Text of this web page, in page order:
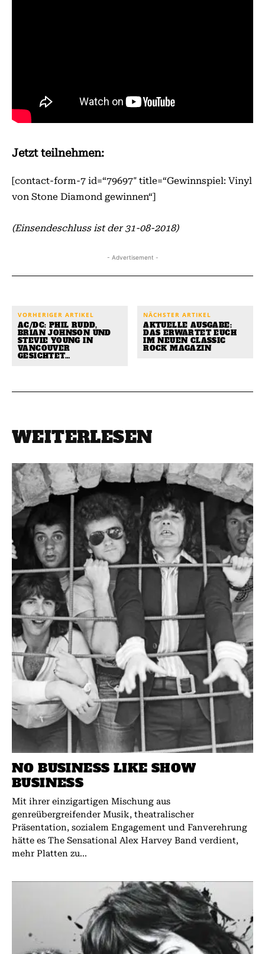
Jetzt teilnehmen:
[contact-form-7 id=“79697″ title=“Gewinnspiel: Vinyl
von Stone Diamond gewinnen“]
(Einsendeschluss ist der 31-08-2018)
- Advertisement -
VORHERIGER ARTIKEL
AC/DC: PHIL RUDD,
BRIAN JOHNSON UND
STEVIE YOUNG IN
VANCOUVER
GESICHTET…
NÄCHSTER ARTIKEL
AKTUELLE AUSGABE:
DAS ERWARTET EUCH
IM NEUEN CLASSIC
ROCK MAGAZIN
WEITERLESEN
NO BUSINESS LIKE SHOW
BUSINESS
Mit ihrer einzigartigen Mischung aus
genreübergreifender Musik, theatralischer
Präsentation, sozialem Engagement und Fanverehrung
hätte es The Sensational Alex Harvey Band verdient,
mehr Platten zu...